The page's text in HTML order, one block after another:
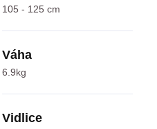
105 - 125 cm
Váha
6.9kg
Vidlice